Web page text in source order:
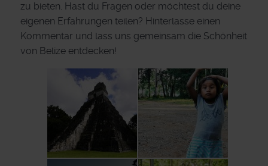
zu bieten. Hast du Fragen oder möchtest du deine
eigenen Erfahrungen teilen? Hinterlasse einen
Kommentar und lass uns gemeinsam die Schönheit
von Belize entdecken!